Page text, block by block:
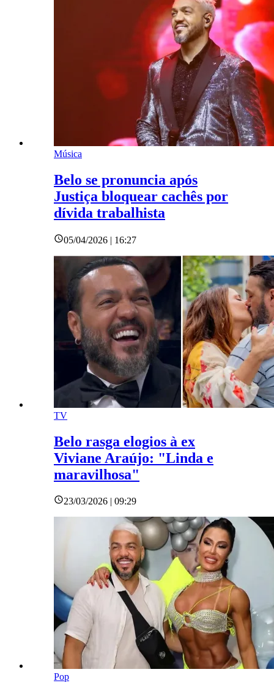
Música
Belo se pronuncia após
Justiça bloquear cachês por
dívida trabalhista
05/04/2026 | 16:27
TV
Belo rasga elogios à ex
Viviane Araújo: "Linda e
maravilhosa"
23/03/2026 | 09:29
Pop